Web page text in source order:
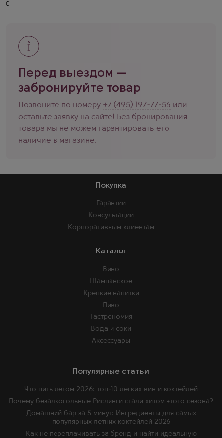
Перед выездом —
забронируйте товар
Позвоните по номеру +7 (495) 197-77-56 или
оставьте заявку на сайте! Без бронирования
товара мы не можем гарантировать его
наличие в магазине.
Покупка
Гарантии
Консультации
Корпоративным клиентам
Каталог
Вино
Шампанское
Крепкие напитки
Пиво
Гастрономия
Вода и соки
Аксессуары
Популярные статьи
Что пить летом 2026: топ-10 легких вин и коктейлей
Почему безалкогольные Рислинги стали хитом этого сезона?
Домашний бар за 5 минут: Ингредиенты для самых
популярных летних коктейлей 2026
Как не переплачивать за бренд и найти идеальную